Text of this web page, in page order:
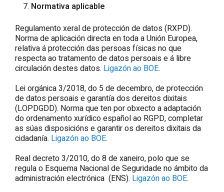
Normativa aplicable
Regulamento xeral de protección de datos (RXPD).
Norma de aplicación directa en toda a Unión Europea,
relativa á protección das persoas físicas no que
respecta ao tratamento de datos persoais e á libre
circulación destes datos. Ligazón ao BOE.
Lei orgánica 3/2018, do 5 de decembro, de protección
de datos persoais e garantía dos dereitos dixitais
(LOPDGDD). Norma que ten por obxecto a adaptación
do ordenamento xurídico español ao RGPD, completar
as súas disposicións e garantir os dereitos dixitais da
cidadanía. Ligazón ao BOE.
Real decreto 3/2010, do 8 de xaneiro, polo que se
regula o Esquema Nacional de Seguridade no ámbito da
administración electrónica (ENS). Ligazón ao BOE.